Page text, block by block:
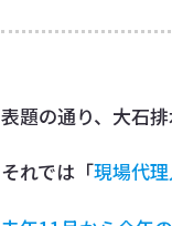
表題の通り、大石
それでは「現場代